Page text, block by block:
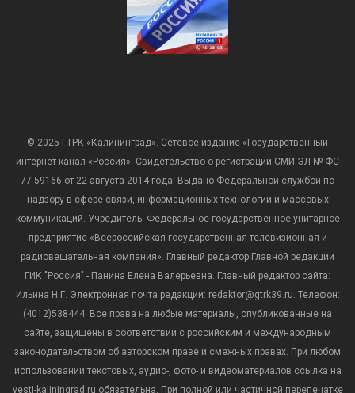
© 2025 ГТРК «Калининград». Сетевое издание «Государственный
интернет-канал «Россия». Свидетельство о регистрации СМИ ЭЛ № ФС
77-59166 от 22 августа 2014 года. Выдано Федеральной службой по
надзору в сфере связи, информационных технологий и массовых
коммуникаций. Учредитель: Федеральное государственное унитарное
предприятие «Всероссийская государственная телевизионная и
радиовещательная компания». Главный редактор Главной редакции
ГИК "Россия" - Панина Елена Валерьевна. Главный редактор сайта:
Ильина Н.Г. Электронная почта редакции: redaktor@gtrk39.ru. Телефон:
(4012)538444. Все права на любые материалы, опубликованные на
сайте, защищены в соответствии с российским и международным
законодательством об авторском праве и смежных правах. При любом
использовании текстовых, аудио-, фото- и видеоматериалов ссылка на
vesti-kaliningrad.ru обязательна. При полной или частичной перепечатке